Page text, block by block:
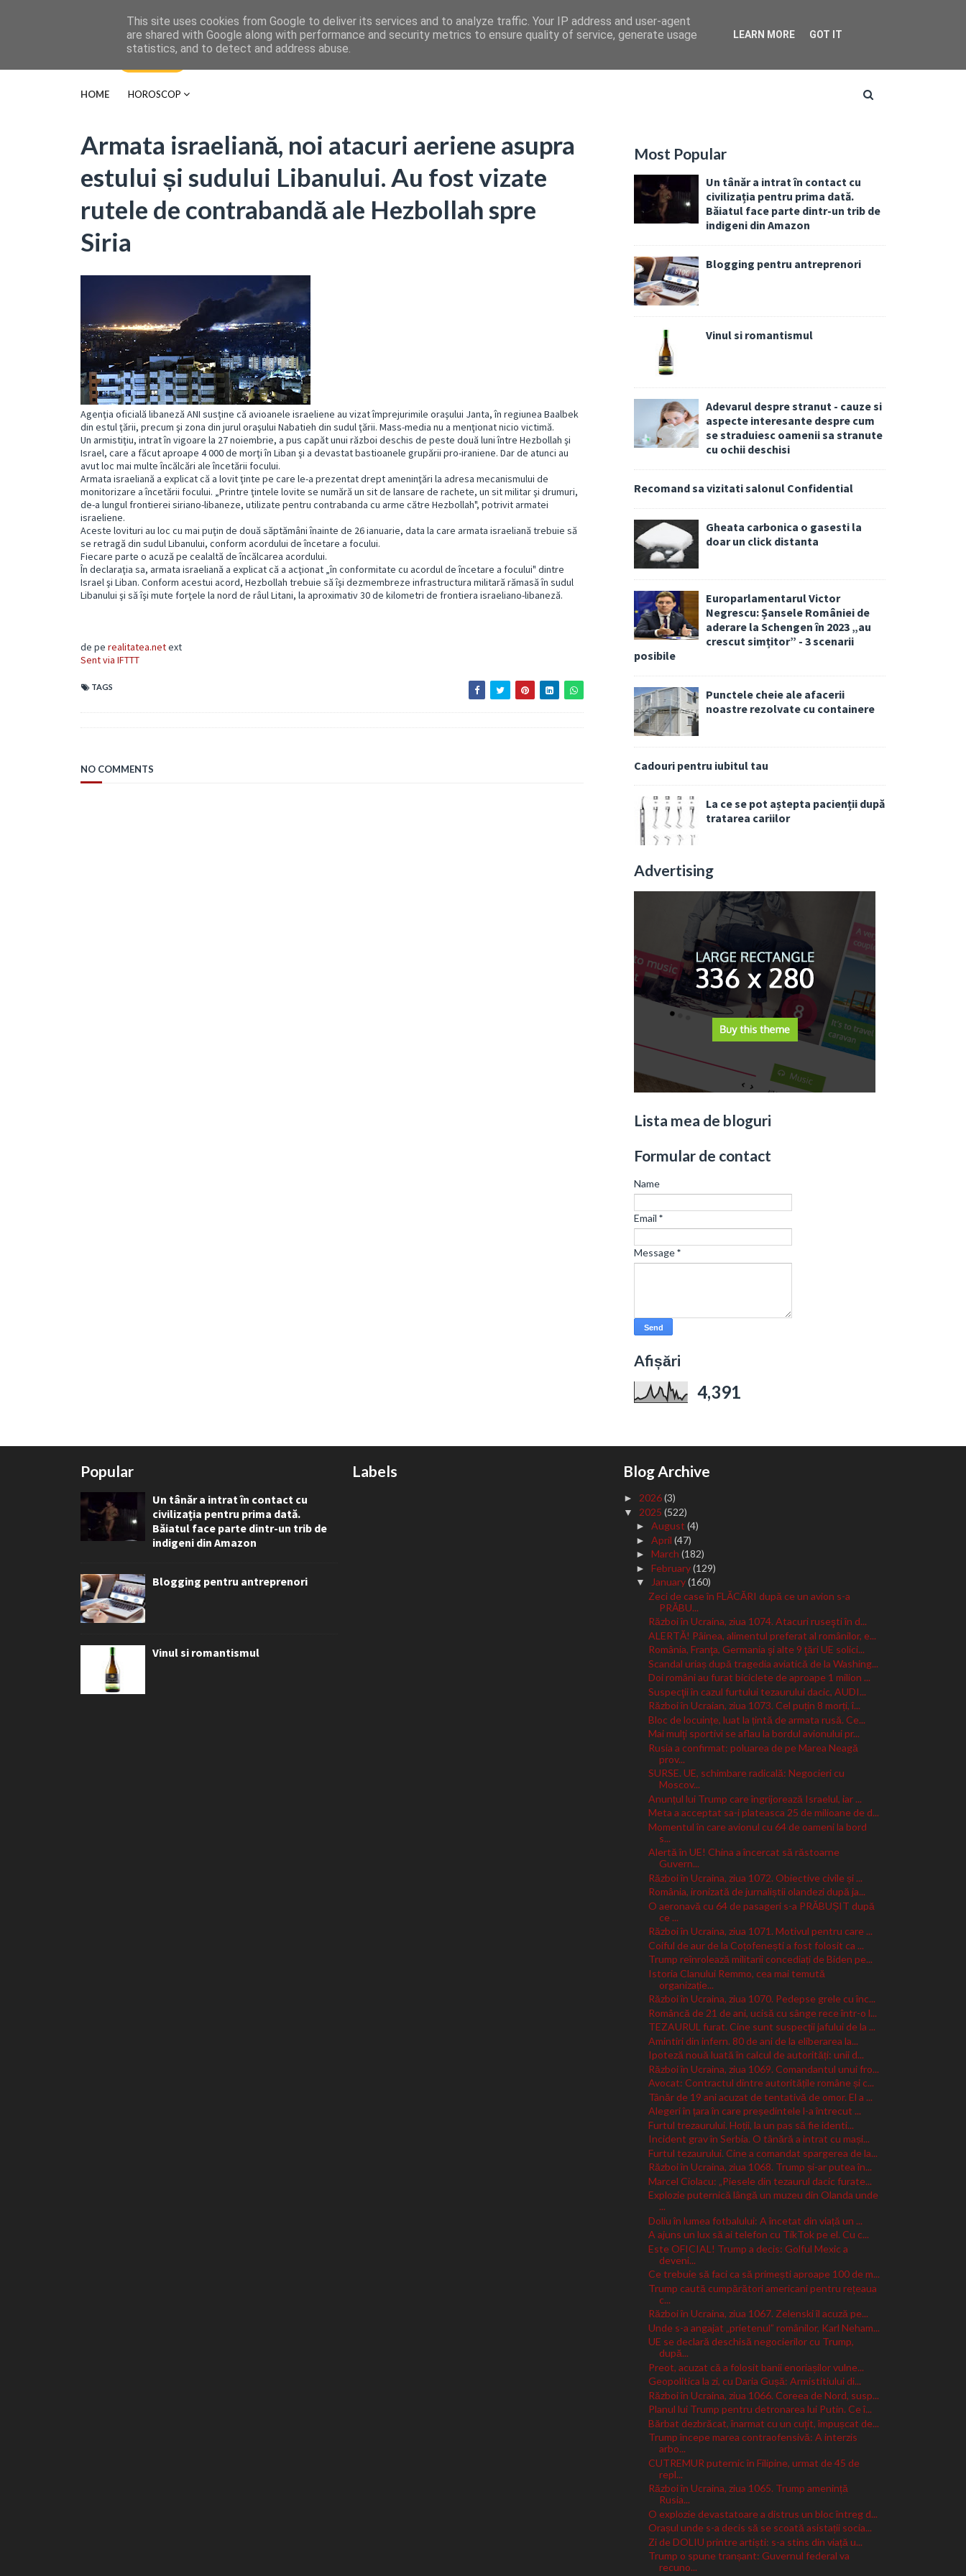
HOME HOROSCOP
Armata israeliană, noi atacuri aeriene asupra
estului și sudului Libanului. Au fost vizate
rutele de contrabandă ale Hezbollah spre
Siria
Agenţia oficială libaneză ANI susţine că avioanele israeliene au vizat împrejurimile oraşului Janta, în regiunea Baalbek
din estul ţării, precum şi zona din jurul oraşului Nabatieh din sudul ţării. Mass-media nu a menţionat nicio victimă.
Un armistiţiu, intrat în vigoare la 27 noiembrie, a pus capăt unui război deschis de peste două luni între Hezbollah şi
Israel, care a făcut aproape 4 000 de morţi în Liban şi a devastat bastioanele grupării pro-iraniene. Dar de atunci au
avut loc mai multe încălcări ale încetării focului.
Armata israeliană a explicat că a lovit ţinte pe care le-a prezentat drept ameninţări la adresa mecanismului de
monitorizare a încetării focului. „Printre ţintele lovite se numără un sit de lansare de rachete, un sit militar şi drumuri,
de-a lungul frontierei siriano-libaneze, utilizate pentru contrabanda cu arme către Hezbollah", potrivit armatei
israeliene.
Aceste lovituri au loc cu mai puţin de două săptămâni înainte de 26 ianuarie, data la care armata israeliană trebuie să
se retragă din sudul Libanului, conform acordului de încetare a focului.
Fiecare parte o acuză pe cealaltă de încălcarea acordului.
În declaraţia sa, armata israeliană a explicat că a acţionat „în conformitate cu acordul de încetare a focului" dintre
Israel şi Liban. Conform acestui acord, Hezbollah trebuie să îşi dezmembreze infrastructura militară rămasă în sudul
Libanului şi să îşi mute forţele la nord de râul Litani, la aproximativ 30 de kilometri de frontiera israeliano-libaneză.
de pe realitatea.netext
Sent via IFTTT
TAGS
NO COMMENTS
Most Popular
Un tânăr a intrat în contact cu
civilizația pentru prima dată.
Băiatul face parte dintr-un trib de
indigeni din Amazon
Blogging pentru antreprenori
Vinul si romantismul
Adevarul despre stranut - cauze si
aspecte interesante despre cum
se straduiesc oamenii sa stranute
cu ochii deschisi
Recomand sa vizitati salonul Confidential
Gheata carbonica o gasesti la
doar un click distanta
Europarlamentarul Victor
Negrescu: Șansele României de
aderare la Schengen în 2023 „au
crescut simțitor” - 3 scenarii
posibile
Punctele cheie ale afacerii
noastre rezolvate cu containere
Cadouri pentru iubitul tau
La ce se pot aștepta pacienții după
tratarea cariilor
Advertising
Lista mea de bloguri
Formular de contact
Name
Email *
Message*
Afișări
4,391
Popular
Un tânăr a intrat în contact cu
civilizația pentru prima dată.
Băiatul face parte dintr-un trib de
indigeni din Amazon
Blogging pentru antreprenori
Vinul si romantismul
Labels Blog Archive
►2026(3)
▼ 2025(522)
►August(4)
►April(47)
►March(182)
►February(129)
▼January(160)
Zeci de case în FLĂCĂRI după ce un avion s-a
PRĂBU...
Război în Ucraina, ziua 1074. Atacuri ruseşti în d...
ALERTĂ! Pâinea, alimentul preferat al românilor, e...
România, Franţa, Germania şi alte 9 ţări UE solici...
Scandal uriaș după tragedia aviatică de la Washing...
Doi români au furat biciclete de aproape 1 milion ...
Suspecţii în cazul furtului tezaurului dacic, AUDI...
Război în Ucraian, ziua 1073. Cel puțin 8 morți, î...
Bloc de locuințe, luat la țintă de armata rusă. Ce...
Mai mulţi sportivi se aflau la bordul avionului pr...
Rusia a confirmat: poluarea de pe Marea Neagă
prov...
SURSE. UE, schimbare radicală: Negocieri cu
Moscov...
Anunțul lui Trump care îngrijorează Israelul, iar ...
Meta a acceptat sa-i plateasca 25 de milioane de d...
Momentul în care avionul cu 64 de oameni la bord
s...
Alertă în UE! China a încercat să răstoarne
Guvern...
Război în Ucraina, ziua 1072. Obiective civile și ...
România, ironizată de jurnaliștii olandezi după ja...
O aeronavă cu 64 de pasageri s-a PRĂBUȘIT după
ce ...
Război în Ucraina, ziua 1071. Motivul pentru care ...
Coiful de aur de la Coțofenești a fost folosit ca ...
Trump reînrolează militarii concediați de Biden pe...
Istoria Clanului Remmo, cea mai temută
organizație...
Război în Ucraina, ziua 1070. Pedepse grele cu înc...
Româncă de 21 de ani, ucisă cu sânge rece într-o l...
TEZAURUL furat. Cine sunt suspecții jafului de la ...
Amintiri din infern. 80 de ani de la eliberarea la...
Ipoteză nouă luată în calcul de autorități: unii d...
Război în Ucraina, ziua 1069. Comandantul unui fro...
Avocat: Contractul dintre autoritățile române și c...
Tânăr de 19 ani acuzat de tentativă de omor. El a ...
Alegeri în țara în care președintele l-a întrecut ...
Furtul trezaurului. Hoții, la un pas să fie identi...
Incident grav în Serbia. O tânără a intrat cu mași...
Furtul tezaurului. Cine a comandat spargerea de la...
Război în Ucraina, ziua 1068. Trump și-ar putea în...
Marcel Ciolacu: „Piesele din tezaurul dacic furate...
Explozie puternică lângă un muzeu din Olanda unde
...
Doliu în lumea fotbalului: A încetat din viață un ...
A ajuns un lux să ai telefon cu TikTok pe el. Cu c...
Este OFICIAL! Trump a decis: Golful Mexic a
deveni...
Ce trebuie să faci ca să primești aproape 100 de m...
Trump caută cumpărători americani pentru rețeaua
c...
Război în Ucraina, ziua 1067. Zelenski îl acuză pe...
Unde s-a angajat „prietenul” românilor, Karl Neham...
UE se declară deschisă negocierilor cu Trump,
după...
Preot, acuzat că a folosit banii enoriașilor vulne...
Geopolitica la zi, cu Daria Gușă: Armistitiului di...
Război în Ucraina, ziua 1066. Coreea de Nord, susp...
Planul lui Trump pentru detronarea lui Putin. Ce î...
Bărbat dezbrăcat, înarmat cu un cuţit, împușcat de...
Trump începe marea contraofensivă: A interzis
arbo...
CUTREMUR puternic în Filipine, urmat de 45 de
repl...
Război în Ucraina, ziua 1065. Trump amenință
Rusia...
O explozie devastatoare a distrus un bloc întreg d...
Orașul unde s-a decis să se scoată asistații socia...
Zi de DOLIU printre artiști: s-a stins din viață u...
Trump o spune tranșant: Guvernul federal va
recuno...
This site uses cookies from Google to deliver its services and to analyze traffic. Your IP address and user-agent
are shared with Google along with performance and security metrics to ensure quality of service, generate usage
statistics, and to detect and address abuse.
LEARN MORE GOT IT